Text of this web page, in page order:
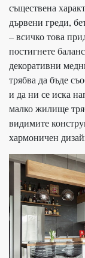
съществена
дървени греди,
– всичко това
постигнете
декоративни
трябва да бъде
и да ни се иска
малко жилище
видимите
хармоничен